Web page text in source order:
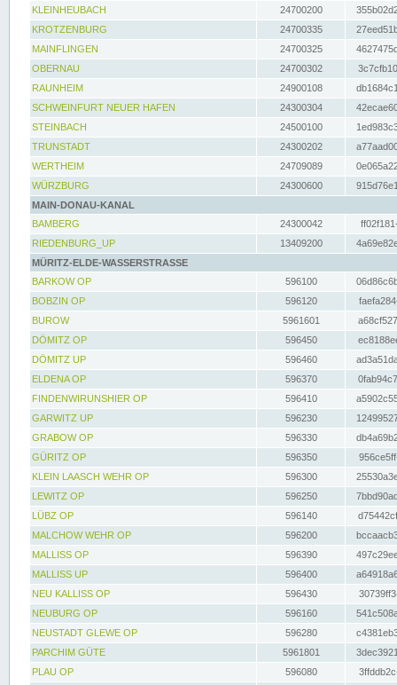
KLEINHEUBACH 24700200
KROTZENBURG
24700335
MAINFLINGEN
24700325
OBERNAU
24700302
RAUNHEIM
24900108
SCHWEINFURT NEUER HAFEN
24300304
STEINBACH
24500100
TRUNSTADT
24300202
WERTHEIM
24709089
WÜRZBURG
24300600
MAIN-DONAU-KANAL
BAMBERG
24300042
RIEDENBURG_UP
13409200
MÜRITZ-ELDE-WASSERSTRASSE
BARKOW OP
596100
BOBZIN OP
596120
BUROW
5961601
DÖMITZ OP
596450
DÖMITZ UP
596460
ELDENA OP
596370
FINDENWIRUNSHIER OP
596410
GARWITZ UP
596230
GRABOW OP
596330
GÜRITZ OP
596350
KLEIN LAASCH WEHR OP
596300
LEWITZ OP
596250
LÜBZ OP
596140
MALCHOW WEHR OP
596200
MALLISS OP
596390
MALLISS UP
596400
NEU KALLISS OP
596430
NEUBURG OP
596160
NEUSTADT GLEWE OP
596280
PARCHIM GÜTE
5961801
PLAU OP
596080